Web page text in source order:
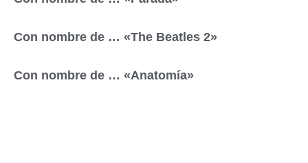
Con nombre de … «The Beatles 2»
Con nombre de … «Anatomía»